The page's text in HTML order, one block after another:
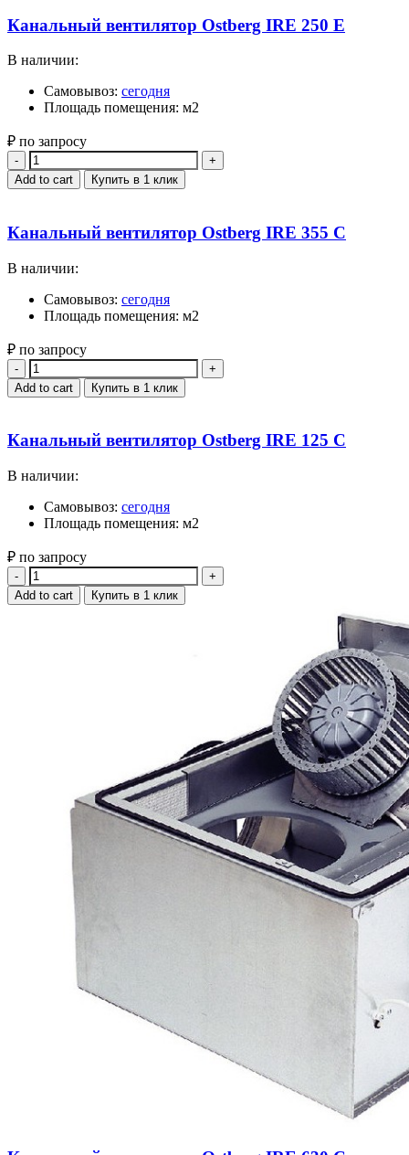
Канальный вентилятор Ostberg IRE 250 E
В наличии:
Самовывоз: сегодня
Площадь помещения: м2
₽ по запросу
Quantity
Add to cart Купить в 1 клик
Канальный вентилятор Ostberg IRE 355 C
В наличии:
Самовывоз: сегодня
Площадь помещения: м2
₽ по запросу
Quantity
Add to cart Купить в 1 клик
Канальный вентилятор Ostberg IRE 125 C
В наличии:
Самовывоз: сегодня
Площадь помещения: м2
₽ по запросу
Quantity
Add to cart Купить в 1 клик